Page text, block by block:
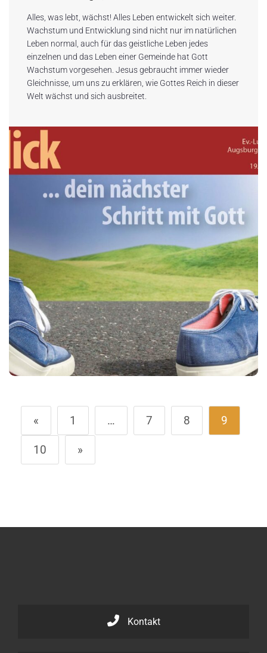
Alles, was lebt, wächst! Alles Leben entwickelt sich weiter.
Wachstum und Entwicklung sind nicht nur im natürlichen
Leben normal, auch für das geistliche Leben jedes
einzelnen und das Leben einer Gemeinde hat Gott
Wachstum vorgesehen. Jesus gebraucht immer wieder
Gleichnisse, um uns zu erklären, wie Gottes Reich in dieser
Welt wächst und sich ausbreitet.
« 1 … 7 8 9
10 »
Kontakt